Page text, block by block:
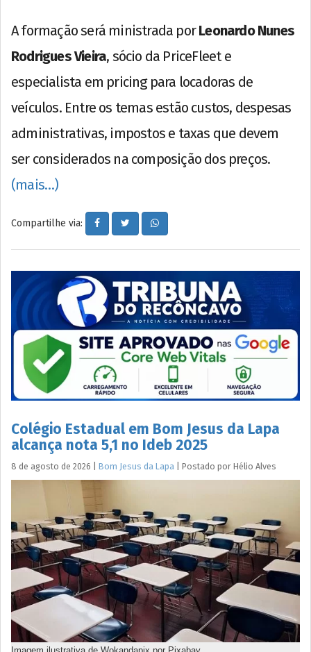
A formação será ministrada porLeonardo Nunes
Rodrigues Vieira, sócio da PriceFleet e
especialista em pricing para locadoras de
veículos. Entre os temas estão custos, despesas
administrativas, impostos e taxas que devem
ser considerados na composição dos preços.
(mais…)
Compartilhe via:
Colégio Estadual em Bom Jesus da Lapa
alcança nota 5,1 no Ideb 2025
8 de agosto de 2026 Bom Jesus da Lapa Postado por Hélio Alves